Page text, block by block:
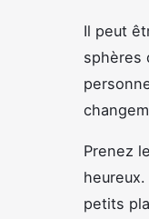
Il peut
sphères
Prenez
petits